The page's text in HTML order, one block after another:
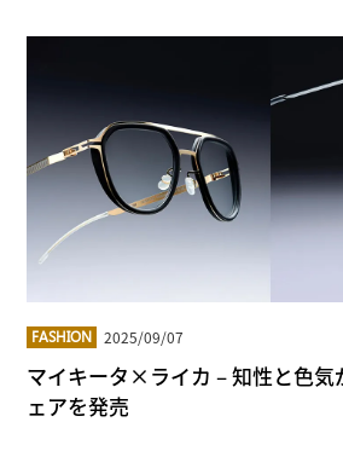
FASHION 2025/09/07
マイキータ×ライカ – 知性と色気
ェアを発売